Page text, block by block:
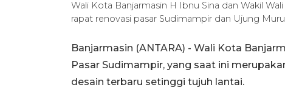
Wali Kota Banjarmasin H Ibnu Sina dan Wakil
rapat renovasi pasar Sudimampir dan Ujung
Banjarmasin (ANTARA) - Wali Kota
Pasar Sudimampir, yang saat ini
desain terbaru setinggi tujuh lantai.